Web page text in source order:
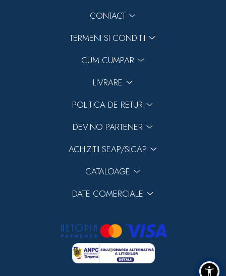
CONTACT
TERMENI SI CONDITII
CUM CUMPAR
LIVRARE
POLITICA DE RETUR
DEVINO PARTENER
ACHIZITII SEAP/SICAP
CATALOAGE
DATE COMERCIALE